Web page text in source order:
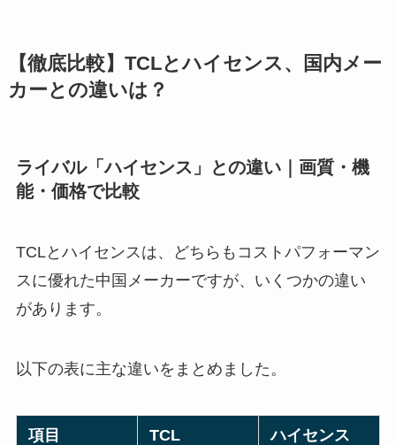
【徹底比較】TCLとハイセンス、国内メー
カーとの違いは？
ライバル「ハイセンス」との違い｜画質・機
能・価格で比較
TCLとハイセンスは、どちらもコストパフォーマン
スに優れた中国メーカーですが、いくつかの違い
があります。
以下の表に主な違いをまとめました。
項目 TCL ハイセンス